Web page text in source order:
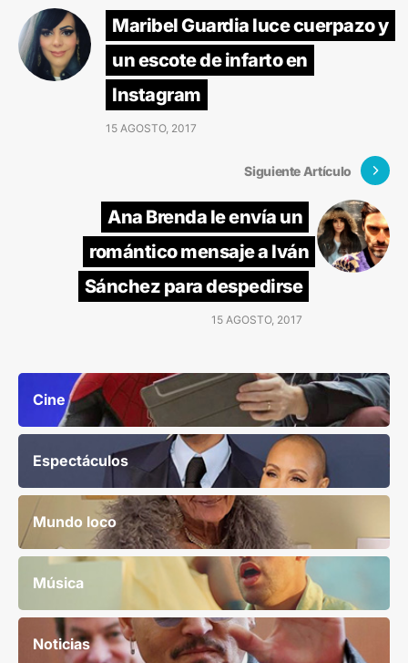
Maribel Guardia luce cuerpazo y
un escote de infarto en
Instagram
15 AGOSTO, 2017
Siguiente Artículo
Ana Brenda le envía un
romántico mensaje a Iván
Sánchez para despedirse
15 AGOSTO, 2017
Cine
Espectáculos
Mundo loco
Música
Noticias